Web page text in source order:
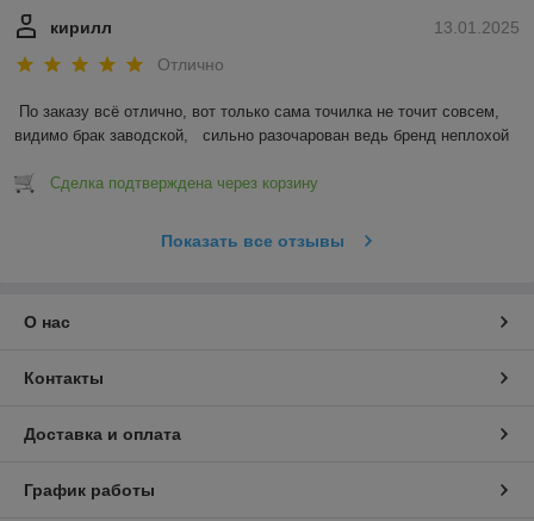
13.01.2025
кирилл
Отлично
По заказу всё отлично, вот только сама точилка не точит совсем,
видимо брак заводской,   сильно разочарован ведь бренд неплохой
Сделка подтверждена через корзину
Показать все отзывы
О нас
Контакты
Доставка и оплата
График работы